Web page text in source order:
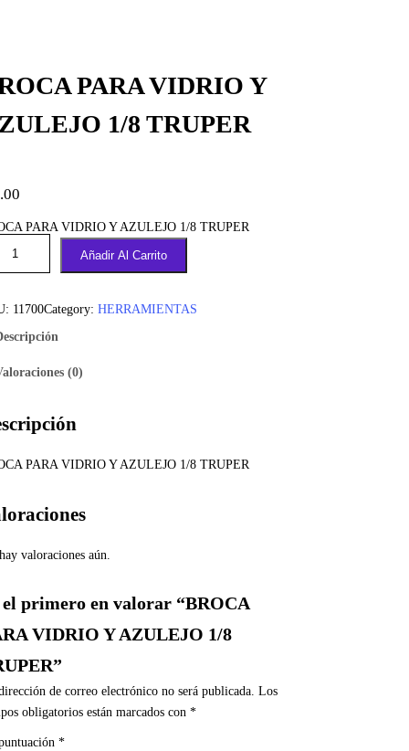
PARA VIDRIO Y
1/8 TRUPER
PARA VIDRIO Y AZULEJO 1/8 TRUPER
Añadir Al Carrito
11700Category: HERRAMIENTAS
(0)
PARA VIDRIO Y AZULEJO 1/8 TRUPER
valoraciones aún.
el primero en valorar “BROCA
VIDRIO Y AZULEJO 1/8
de correo electrónico no será publicada. Los
obligatorios están marcados con *
*